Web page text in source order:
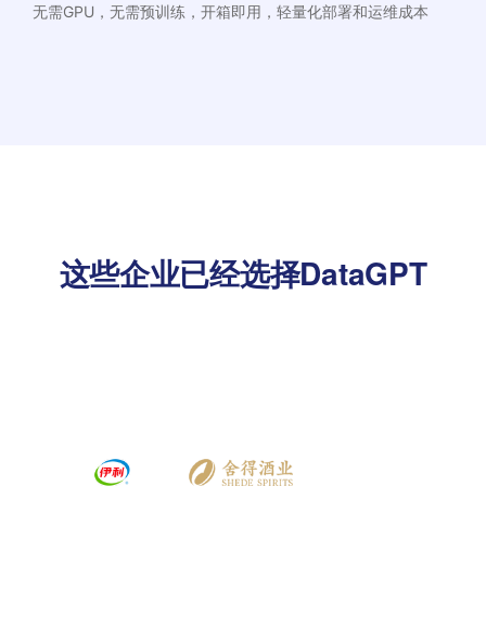
无需GPU，无需预训练，开箱即用，轻量化部署和运维成本
这些企业已经选择DataGPT